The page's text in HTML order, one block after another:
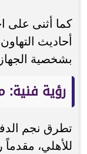
كما أثنى على
أحاديث
بشخصية
رؤية فنية:
تطرق نجم
للأهلي، مقدماً